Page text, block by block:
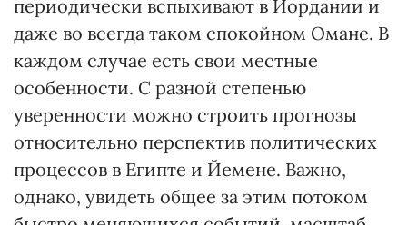
периодически вспыхивают в Иордании и
даже во всегда таком спокойном Омане. В
каждом случае есть свои местные
особенности. С разной степенью
уверенности можно строить прогнозы
относительно перспектив политических
процессов в Египте и Йемене. Важно,
однако, увидеть общее за этим потоком